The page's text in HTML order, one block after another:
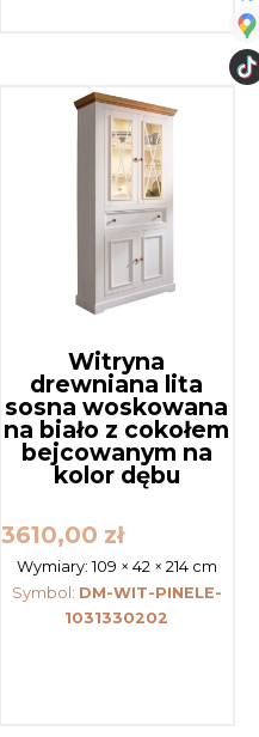
Witryna
drewniana lita
sosna woskowana
na biało z cokołem
bejcowanym na
kolor dębu
3610,00 zł
Wymiary: 109 × 42 × 214 cm
Symbol: DM-WIT-PINELE-
1031330202